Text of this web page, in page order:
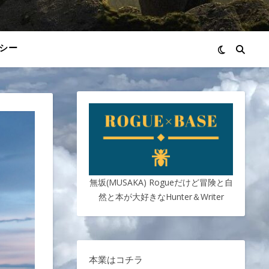
ー
無坂(MUSAKA) Rogueだけど冒険と自
然と本が大好きなHunter＆Writer
本業はコチラ